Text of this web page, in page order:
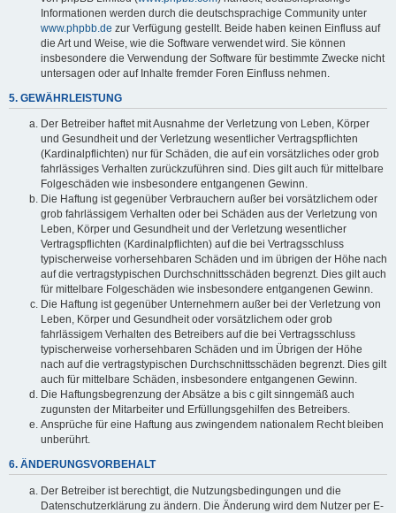
Informationen werden durch die deutschsprachige Community unter
www.phpbb.de zur Verfügung gestellt. Beide haben keinen Einfluss auf
die Art und Weise, wie die Software verwendet wird. Sie können
insbesondere die Verwendung der Software für bestimmte Zwecke nicht
untersagen oder auf Inhalte fremder Foren Einfluss nehmen.
5. GEWÄHRLEISTUNG
Der Betreiber haftet mit Ausnahme der Verletzung von Leben, Körper
und Gesundheit und der Verletzung wesentlicher Vertragspflichten
(Kardinalpflichten) nur für Schäden, die auf ein vorsätzliches oder grob
fahrlässiges Verhalten zurückzuführen sind. Dies gilt auch für mittelbare
Folgeschäden wie insbesondere entgangenen Gewinn.
Die Haftung ist gegenüber Verbrauchern außer bei vorsätzlichem oder
grob fahrlässigem Verhalten oder bei Schäden aus der Verletzung von
Leben, Körper und Gesundheit und der Verletzung wesentlicher
Vertragspflichten (Kardinalpflichten) auf die bei Vertragsschluss
typischerweise vorhersehbaren Schäden und im übrigen der Höhe nach
auf die vertragstypischen Durchschnittsschäden begrenzt. Dies gilt auch
für mittelbare Folgeschäden wie insbesondere entgangenen Gewinn.
Die Haftung ist gegenüber Unternehmern außer bei der Verletzung von
Leben, Körper und Gesundheit oder vorsätzlichem oder grob
fahrlässigem Verhalten des Betreibers auf die bei Vertragsschluss
typischerweise vorhersehbaren Schäden und im Übrigen der Höhe
nach auf die vertragstypischen Durchschnittsschäden begrenzt. Dies gilt
auch für mittelbare Schäden, insbesondere entgangenen Gewinn.
Die Haftungsbegrenzung der Absätze a bis c gilt sinngemäß auch
zugunsten der Mitarbeiter und Erfüllungsgehilfen des Betreibers.
Ansprüche für eine Haftung aus zwingendem nationalem Recht bleiben
unberührt.
6. ÄNDERUNGSVORBEHALT
Der Betreiber ist berechtigt, die Nutzungsbedingungen und die
Datenschutzerklärung zu ändern. Die Änderung wird dem Nutzer per E-